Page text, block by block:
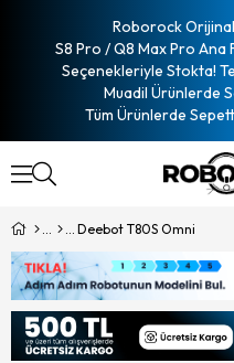
Roborock
S8 Pro / Q8 Max Pro Ana
Seçenekleriyle Stokta!
Muadil Ürünlerde
Tüm Ürünlerde
Deebot T80S Omni